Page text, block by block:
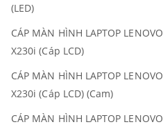
(LED)
CÁP MÀN HÌNH LAPTOP LENOVO
X230i (Cáp LCD)
CÁP MÀN HÌNH LAPTOP LENOVO
X230i (Cáp LCD) (Cam)
CÁP MÀN HÌNH LAPTOP LENOVO